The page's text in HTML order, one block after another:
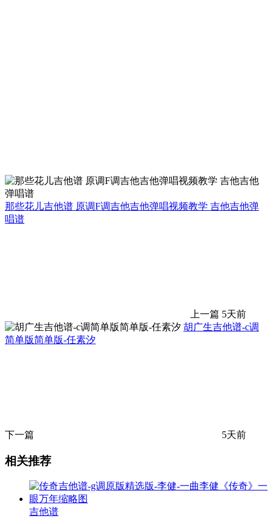
那些花儿吉他谱 原调F调吉他吉他弹唱视频教学 吉他吉他弹
唱谱
上一篇 5天前
胡广生吉他谱-c调
简单版简单版-任素汐
下一篇 5天前
相关推荐
吉他谱